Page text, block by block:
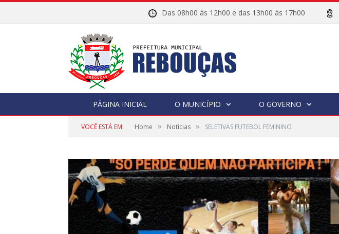
Das 08h00 às 12h00 e das 13h00 às 17h00
PÁGINA INICIAL O MUNICÍPIO O GOVERNO
VOCÊ ESTÁ EM: Home » Notícias » SELETIVAS FUTEBOL FEMININO